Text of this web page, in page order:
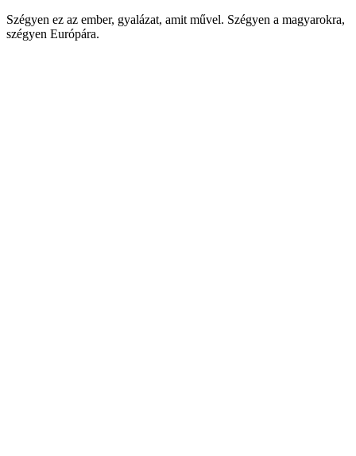
Szégyen ez az ember, gyalázat, amit művel. Szégyen a magyarokra,
szégyen Európára.